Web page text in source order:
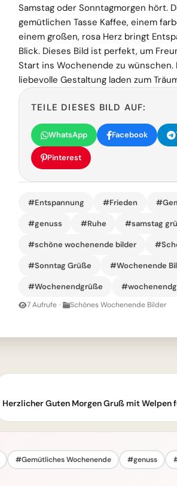
Samstag oder Sonntagmorgen hört.
gemütlichen Tasse Kaffee, einem
einem großen, rosa Herz bringt
Blick. Dieses Bild ist perfekt, um
Start ins Wochenende zu wünschen.
liebevolle Gestaltung laden zum
TEILE DIESES BILD AUF:
WhatsApp Facebook
Pinterest
#Entspannung #Frieden
#genuss #Ruhe #samstag
#schöne wochenende bilder
#Sonntag Grüße #Wochenende
#Wochenendgrüße
7 Aufrufe · Schönes Wochenende Bilder
#Gemütliches Wochenende #genuss